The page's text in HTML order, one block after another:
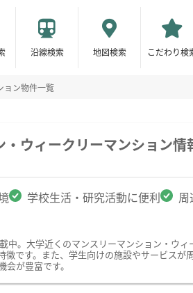
沿線検索 地図検索 こだわり検
ョン物件一覧
ウィークリーマンション情
学校生活・研究活動に便利
。大学近くのマンスリーマンション・ウ
です。また、学生向けの施設やサービス
が豊富です。